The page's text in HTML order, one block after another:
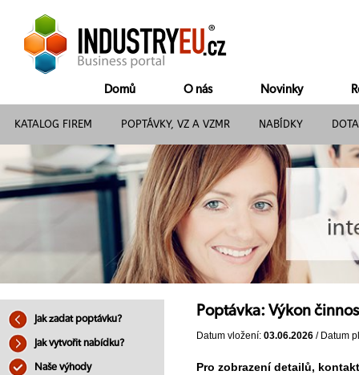
Domů O nás Novinky
KATALOG FIREM POPTÁVKY, VZ A VZMR NABÍDKY
Jak zadat poptávku?
Jak vytvořit nabídku?
Naše výhody
Poptávka: Výkon
Datum vložení: 03.06.2026 / Datum
Pro zobrazení detailů,